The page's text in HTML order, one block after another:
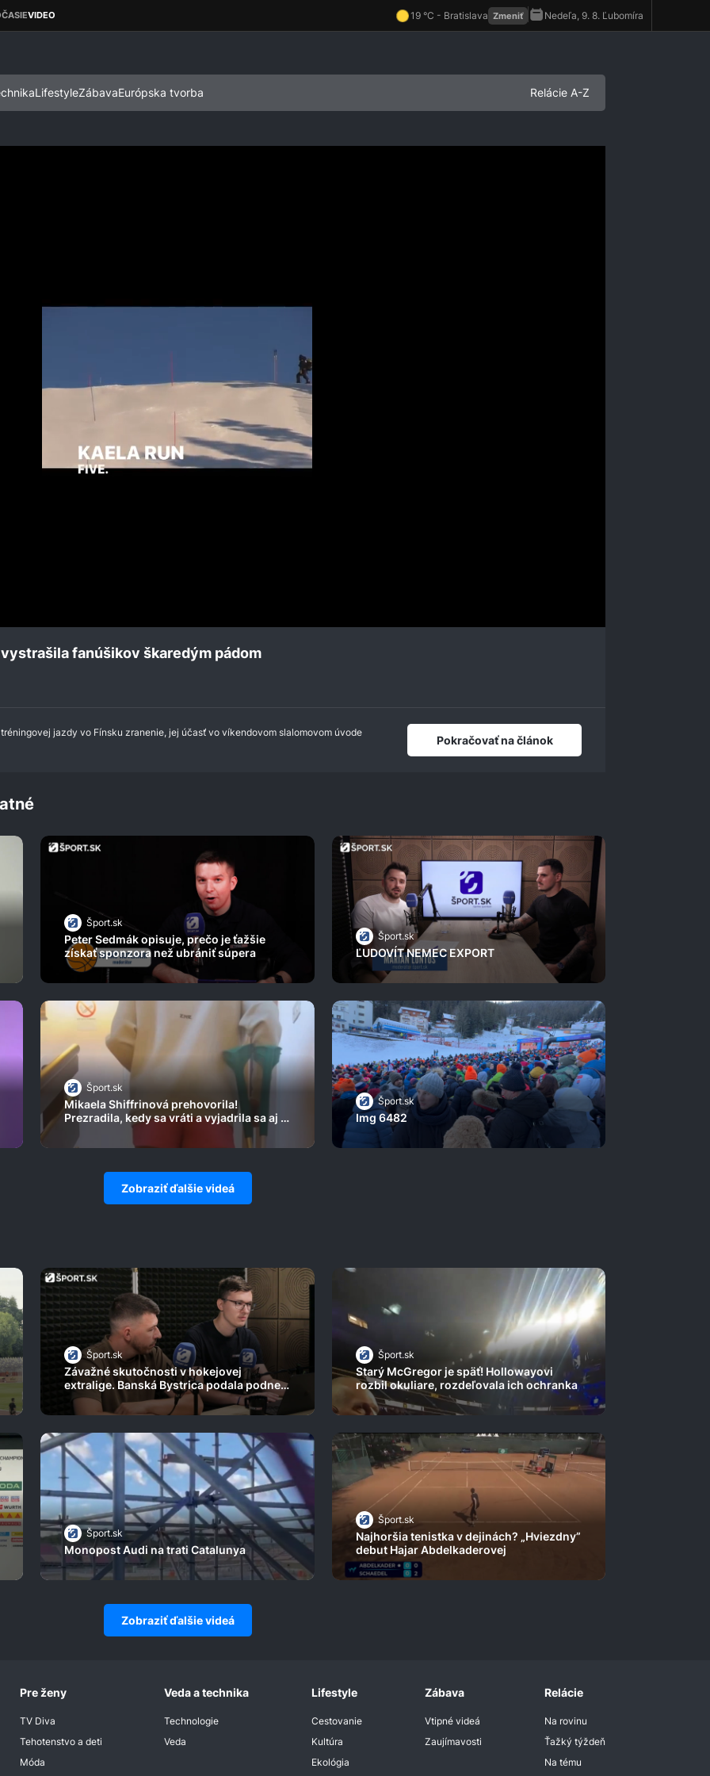
LifestyleZábavaEurópska tvorba Relácie A-Z
fanúšikov škaredým pádom
jazdy vo Fínsku zranenie, jej účasť vo víkendovom slalomovom úvode
Pokračovať na článok
Šport.sk
Peter Sedmák opisuje, prečo je ťažšie
získať sponzora než ubrániť súpera
Šport.sk
ĽUDOVÍT NEMEC EXPORT
Šport.sk
Mikaela Shiffrinová prehovorila!
Prezradila, kedy sa vráti a vyjadrila sa aj k
veľkému glóbusu
Šport.sk
Img 6482
Zobraziť ďalšie videá
Šport.sk
Závažné skutočnosti v hokejovej
extralige. Banská Bystrica podala podnet
na vlastného manažéra
Šport.sk
Starý McGregor je späť! Hollowayovi
rozbil okuliare, rozdeľovala ich ochranka
Šport.sk
Monopost Audi na trati Catalunya
Šport.sk
Najhoršia tenistka v dejinách? „Hviezdny”
debut Hajar Abdelkaderovej
Zobraziť ďalšie videá
Pre ženy
TV Diva
Tehotenstvo a deti
Móda
Veda a technika
Technologie
Veda
Lifestyle
Cestovanie
Kultúra
Ekológia
Zábava
Vtipné videá
Zaujímavosti
Relácie
Na rovinu
Ťažký týždeň
Na tému